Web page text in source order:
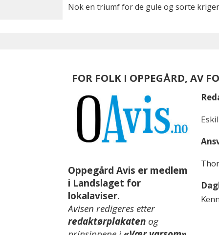
Nok en triumf for de gule og sorte
FOR FOLK I OPPEGÅRD, AV
Oppegård Avis er medlem
i Landslaget for
lokalaviser.
Avisen redigeres etter
redaktørplakaten og